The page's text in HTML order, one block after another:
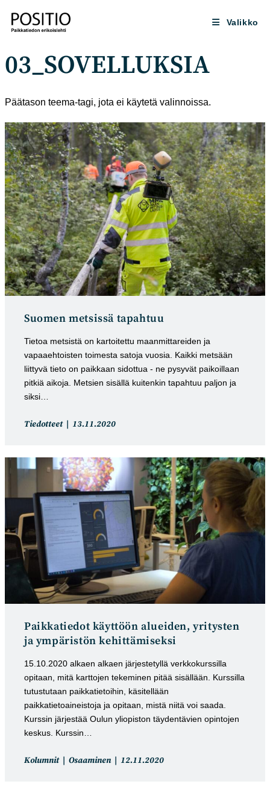
suoraan
sisältöön
Valikko
03_SOVELLUKSIA
Päätason teema-tagi, jota ei käytetä valinnoissa.
Suomen metsissä tapahtuu
Tietoa metsistä on kartoitettu maanmittareiden ja
vapaaehtoisten toimesta satoja vuosia. Kaikki metsään
liittyvä tieto on paikkaan sidottua - ne pysyvät paikoillaan
pitkiä aikoja. Metsien sisällä kuitenkin tapahtuu paljon ja
siksi…
Artikkelin
Tiedotteet
Artikkeli
13.11.2020
Paikkatiedot käyttöön alueiden, yritysten
ja ympäristön kehittämiseksi
15.10.2020 alkaen alkaen järjestetyllä verkkokurssilla
opitaan, mitä karttojen tekeminen pitää sisällään. Kurssilla
tutustutaan paikkatietoihin, käsitellään
paikkatietoaineistoja ja opitaan, mistä niitä voi saada.
Kurssin järjestää Oulun yliopiston täydentävien opintojen
keskus. Kurssin…
Artikkelin
Kolumnit Osaaminen
Artikkeli
12.11.2020